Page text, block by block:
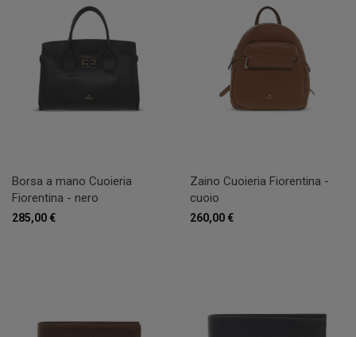
Borsa a mano Cuoieria
Fiorentina - nero
285,00 €
Zaino Cuoieria Fiorentina -
cuoio
260,00 €